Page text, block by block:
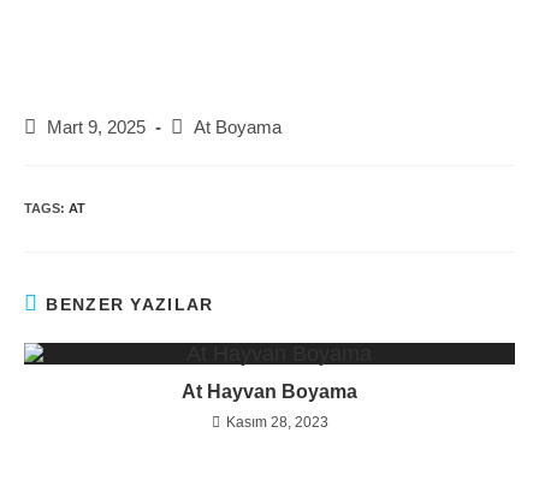
PostMart 9, 2025
PostAt Boyama
TAGS: AT
BENZER YAZILAR
At Hayvan Boyama
Kasım 28, 2023